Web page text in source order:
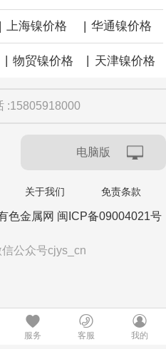
| 上海镍价格 | 华通镍价格
| 物贸镍价格 | 天津镍价格
:15805918000
电脑版
关于我们 免责条款
色金属网 闽ICP备09004021号
信公众号cjys_cn
服务 客服 我的